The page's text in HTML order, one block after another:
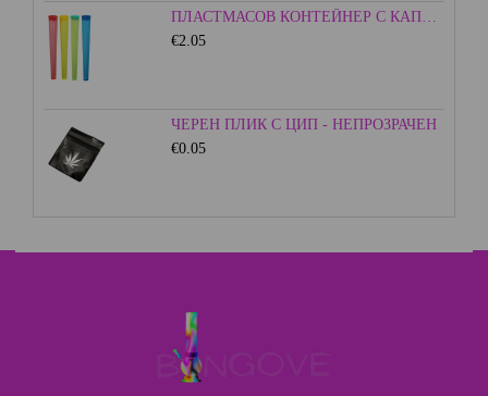
ПЛАСТМАСОВ КОНТЕЙНЕР С КАПАЧКА - ЦВЕТЕН
€2.05
ЧЕРЕН ПЛИК С ЦИП - НЕПРОЗРАЧЕН
€0.05